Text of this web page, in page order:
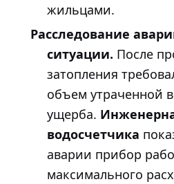
жильцами.
Расследование
ситуации. После
затопления
объем утраченной
ущерба.
водосчетчика
аварии прибор
максимального